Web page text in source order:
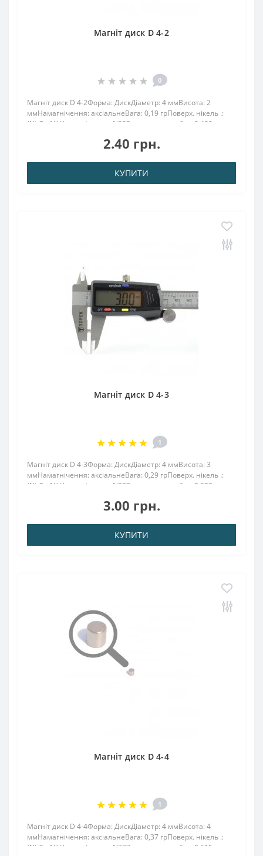
Магніт диск D 4-2
0
Магніт диск D 4-2Форма: ДискДіаметр: 4 ммВисота: 2
ммНамагнічення: аксіальнеВага: 0,19 грПоверх. нікель .:
(Ni-Cu-Ni)Намагнічення: N38Зчеплення прибл .: 0.420
всього 20 грам володіє силою..2.40 грн.
КУПИТИ
Магніт диск D 4-3
1
Магніт диск D 4-3Форма: ДискДіаметр: 4 ммВисота: 3
ммНамагнічення: аксіальнеВага: 0,29 грПоверх. нікель .:
(Ni-Cu-Ni)Намагнічення: N38Зчеплення прибл .: 0.500
рідкоземельний елемент, який має високу..
3.00 грн.
КУПИТИ
Магніт диск D 4-4
1
Магніт диск D 4-4Форма: ДискДіаметр: 4 ммВисота: 4
ммНамагнічення: аксіальнеВага: 0,37 грПоверх. нікель .:
(Ni-Cu-Ni)Намагнічення: N38Зчеплення прибл .: 0.515